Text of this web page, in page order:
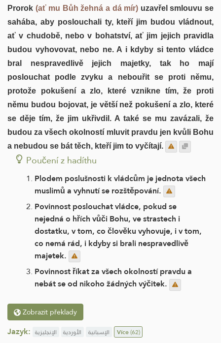
Prorok (ať mu Bůh žehná a dá mír) uzavřel smlouvu se
sahába, aby poslouchali ty, kteří jim budou vládnout,
ať v chudobě, nebo v bohatství, ať jim jejich pravidla
budou vyhovovat, nebo ne. A i kdyby si tento vládce
bral nespravedlivě jejich majetky, tak ho mají
poslouchat podle zvyku a nebouřit se proti němu,
protože pokušení a zlo, které vznikne tím, že proti
němu budou bojovat, je větší než pokušení a zlo, které
se děje tím, že jim ukřivdil. A také se mu zavázali, že
budou za všech okolností mluvit pravdu jen kvůli Bohu
a nebudou se bát těch, kteří jim to vyčítají.
Poučení z hadíthu
Plodem poslušnosti k vládcům je jednota všech
muslimů a vyhnutí se rozštěpování.
Povinnost poslouchat vládce, pokud se
nejedná o hřích vůči Bohu, ve strastech i
dostatku, v tom, co člověku vyhovuje, i v tom,
co nemá rád, i kdyby si brali nespravedlivě
majetek.
Povinnost říkat za všech okolností pravdu a
nebát se od nikoho žádných výčitek.
Zobrazit překlady
Jazyk: الإنجليزية الأوردية الإسبانية Více(62)